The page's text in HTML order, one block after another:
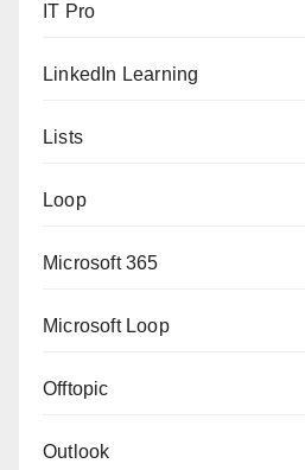
IT Pro
LinkedIn Learning
Lists
Loop
Microsoft 365
Microsoft Loop
Offtopic
Outlook